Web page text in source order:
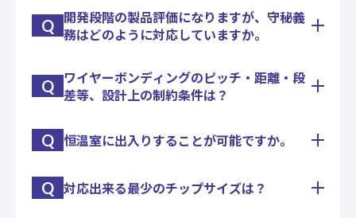
ワイヤの打ち直しなどは、これまでも実績がござい
ます。ケースバイケースですので、まずはご相談い
Q 開発段階の製品評価になりますが、守秘義
務はどのように対応していますか。
弊社で請負う場合は、お客様からのご要望に準じ
て、守秘義務契約などを締結いたします。評価実施
で隔離いたします。
Q ワイヤーボンディングのピッチ・距離・段
差等、設計上の制約条件は？
基板やパッケージ、チップの状況によりまちまちで
まずは仕様についてご開示いただける範囲で構いま
Q 恒温室に出入りすることが可能ですか。
お客様のご都合で、お客様が試験を実施していただ
Q 対応出来る最少のチップサイズは？